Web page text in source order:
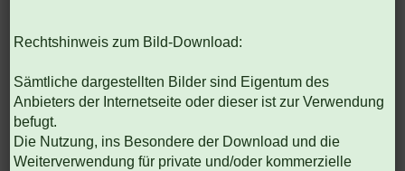
Rechtshinweis zum Bild-Download:
Sämtliche dargestellten Bilder sind Eigentum des
Anbieters der Internetseite oder dieser ist zur Verwendung
befugt.
Die Nutzung, ins Besondere der Download und die
Weiterverwendung für private und/oder kommerzielle